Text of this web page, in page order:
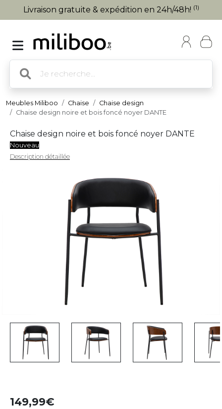
Livraison gratuite & expédition en 24h/48h! (1)
Meubles Miliboo Chaise
Chaise design
Chaise design noire et bois foncé noyer DANTE
Chaise design noire et bois foncé noyer DANTE
Nouveau
Description détaillée
149,99